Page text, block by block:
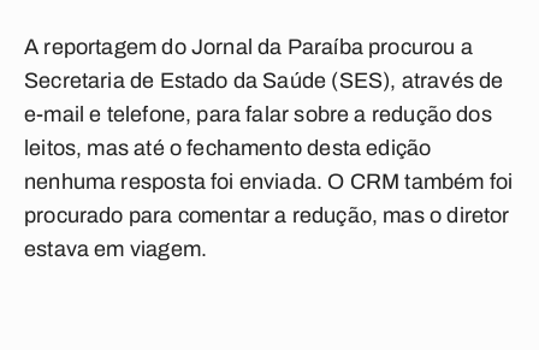
A reportagem do Jornal da Paraíba procurou a
Secretaria de Estado da Saúde (SES), através de
e-mail e telefone, para falar sobre a redução dos
leitos, mas até o fechamento desta edição
nenhuma resposta foi enviada. O CRM também foi
procurado para comentar a redução, mas o diretor
estava em viagem.